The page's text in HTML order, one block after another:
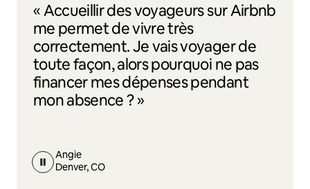
« Accueillir des voyageurs sur Airbnb
me permet de vivre très
correctement. Je vais voyager de
toute façon, alors pourquoi ne pas
financer mes dépenses pendant
mon absence ? »
Angie
Denver, CO